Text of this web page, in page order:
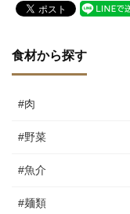
食材から探す
#肉
#野菜
#魚介
#麺類